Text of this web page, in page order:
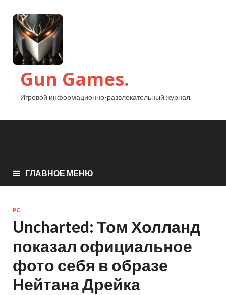
Gun Games.
Игровой информационно-развлекательный журнал.
ГЛАВНОЕ МЕНЮ
PC
Uncharted: Том Холланд
показал официальное
фото себя в образе
Нейтана Дрейка